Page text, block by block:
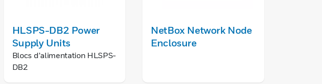
HLSPS-DB2 Power
Supply Units
Blocs d’alimentation HLSPS-
DB2
NetBox Network Node
Enclosure